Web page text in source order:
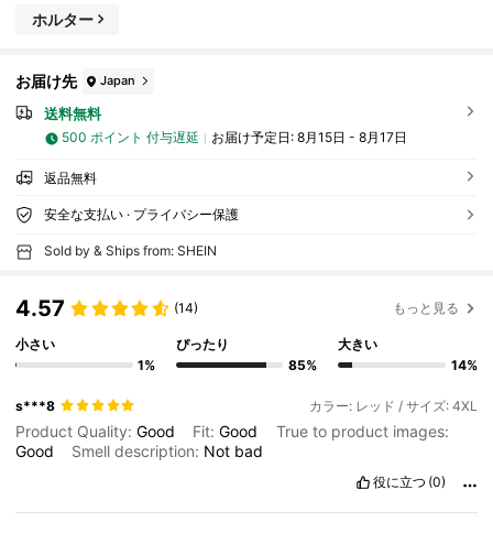
ホルター
お届け先 Japan
送料無料
500 ポイント 付与遅延 お届け予定日: 8月15日 - 8月17日
返品無料
安全な支払い · プライバシー保護
Sold by & Ships from: SHEIN
4.57 (14) もっと見る
小さい
1%
ぴったり
85%
大きい
14%
s***8 カラー: レッド / サイズ: 4XL
Product Quality:Good Fit:Good
True to product images:
Good
Smell description: Not bad
役に立つ (0)